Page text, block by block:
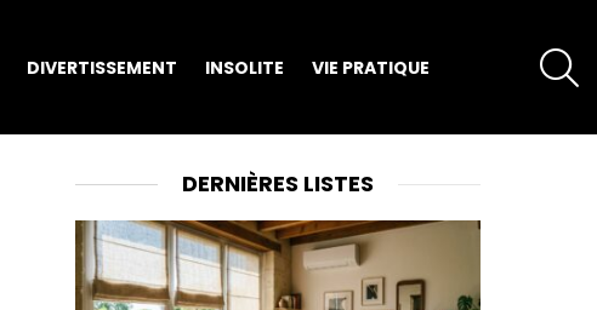
DIVERTISSEMENT INSOLITE VIE PRATIQUE
DERNIÈRES LISTES